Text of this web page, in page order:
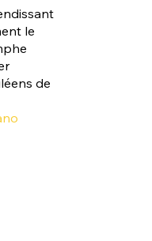
le
de